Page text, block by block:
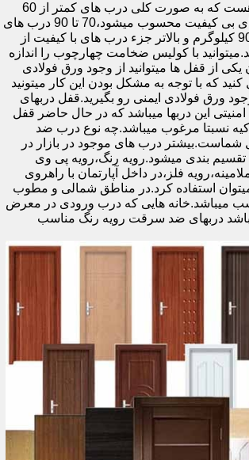
اولین راه وزن درب هست که به صورت کلی درب های کمتر از 60
کیلوگرم جزء درب های بی کیفیت محسوب میشود،70 تا 90 درب های
متوسط و درب های 90 کیلوگرم و بالاتر جزء درب های با کیفیت از
با کولیس ضخامت چهارچوب را اندازه
یکی از قفل ها میتوانید از وجود ورق فولادی
که با توجه به مشکل بودن این کار میتونید
ورق فولادی ایمنی رو بگیرید.قفل دربهای
این دربها میباشد که در حال حاضر قفل
نسبتا مرغوب میباشد.چه نوع درب ضد
درب های موجود در بازار در
به 4 دسته تقسیم بندی میشود.رویه رنگ،رویه پی وی
فلز،در داخل آپارتمان با راهروی
استفاده کرد.در مناطق شمالی و مطوب
میباشد.خانه هایی که درب ورودی در معرض
دربهای ضد سرقت رویه رنگ مناسب